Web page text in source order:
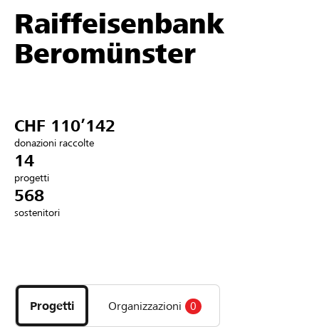
Sostenere
Aiuto & supporto
Collegarsi
DE FR IT
Raiffeisenbank
Beromünster
CHF 110’142
donazioni raccolte
14
progetti
568
sostenitori
i
progetti
e
Progetti Organizzazioni 0